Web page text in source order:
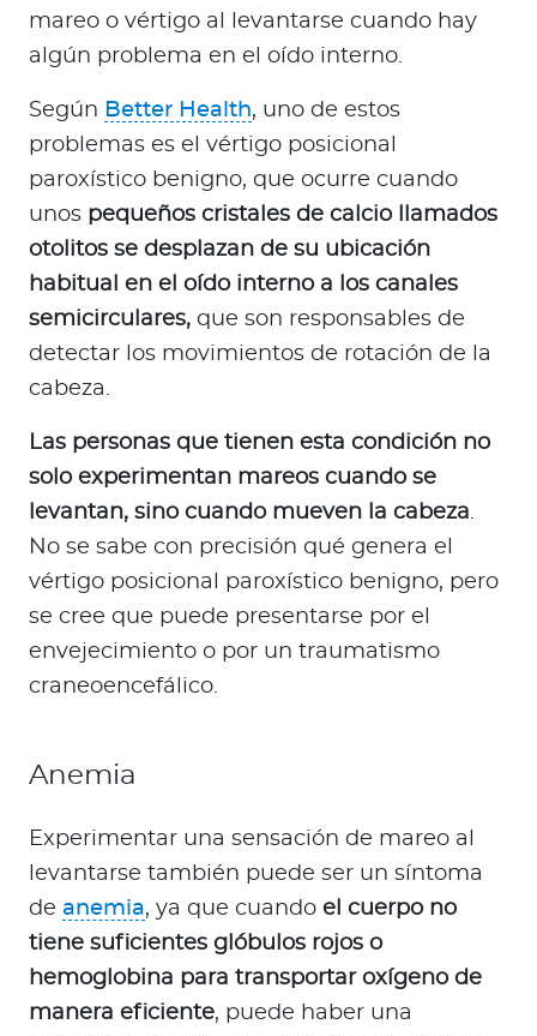
mareo o vértigo al levantarse cuando hay
algún problema en el oído interno.
Según Better Health, uno de estos
problemas es el vértigo posicional
paroxístico benigno, que ocurre cuando
unos pequeños cristales de calcio llamados
otolitos se desplazan de su ubicación
habitual en el oído interno a los canales
semicirculares, que son responsables de
detectar los movimientos de rotación de la
cabeza.
Las personas que tienen esta condición no
solo experimentan mareos cuando se
levantan, sino cuando mueven la cabeza.
No se sabe con precisión qué genera el
vértigo posicional paroxístico benigno, pero
se cree que puede presentarse por el
envejecimiento o por un traumatismo
craneoencefálico.
Anemia
Experimentar una sensación de mareo al
levantarse también puede ser un síntoma
de anemia, ya que cuando el cuerpo no
tiene suficientes glóbulos rojos o
hemoglobina para transportar oxígeno de
manera eficiente, puede haber una